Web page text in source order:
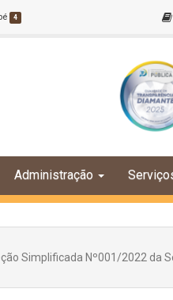
4
Administração
Simplificada Nº001/2022 da